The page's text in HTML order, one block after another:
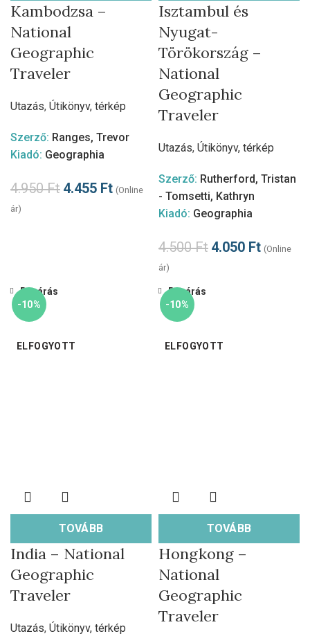
Kambodzsa –
National
Geographic
Traveler
Utazás, Útikönyv, térkép
Szerző: Ranges, Trevor
Kiadó: Geographia
4.950Ft 4.455 Ft (Online
ár)
Isztambul és
Nyugat-
Törökország –
National
Geographic
Traveler
Utazás, Útikönyv, térkép
Szerző: Rutherford, Tristan
- Tomsetti, Kathryn
Kiadó: Geographia
4.500Ft 4.050 Ft (Online
ár)
-10%
ELFOGYOTT
TOVÁBB
Bezárás
India – National
Geographic
Traveler
Utazás, Útikönyv, térkép
-10%
ELFOGYOTT
TOVÁBB
Bezárás
Hongkong –
National
Geographic
Traveler